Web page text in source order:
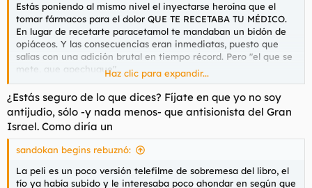
Estás poniendo al mismo nivel el inyectarse heroína que el
tomar fármacos para el dolor QUE TE RECETABA TU MÉDICO.
En lugar de recetarte paracetamol te mandaban un bidón de
opiáceos. Y las consecuencias eran inmediatas, puesto que
salías con una adición brutal en tiempo récord. Pero "el que se
mete, que apechugue".
Por cierto y que a todos los críticos del fentanilo se les olvida:
esto salió de una empresa JUDÍA (Purdue Pharma, propiedad
de la familia Sackler), cuyo equipo comercial era dirigido e
integrado por JUDÍOS y que no dejaron de vender sus
pastillitas a pesar de que sabían perfectamente el daño que
estaban ocasionando y con un sanciones incluidas.
Haz clic para expandir...
¿Estás seguro de lo que dices? Fíjate en que yo no soy
antijudío, sólo -y nada menos- que antisionista del Gran
Israel. Como diría un
sandokan begins rebuznó:
La peli es un poco versión telefilme de sobremesa del libro, el
tío ya había subido y le interesaba poco ahondar en según que